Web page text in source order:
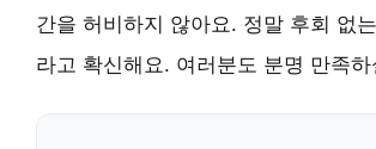
간을 허비하지 않아요. 정말 후회 없
라고 확신해요. 여러분도 분명 만족